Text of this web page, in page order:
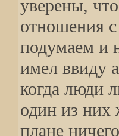
уверены,
отношения
подумаем и
имел ввиду
когда люди
один из них
плане